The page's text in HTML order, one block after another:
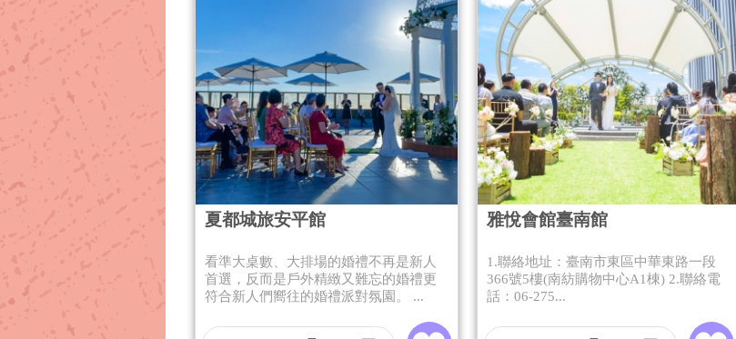
夏都城旅安平館
看準大桌數、大排場的婚禮不再是新人
首選，反而是戶外精緻又難忘的婚禮更
符合新人們嚮往的婚禮派對氛園。 ...
雅悅會館臺南館
1.聯絡地址：臺南市東區中華東路一段
366號5樓(南紡購物中心A1棟) 2.聯絡電
話：06-275...